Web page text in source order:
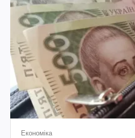
Економіка